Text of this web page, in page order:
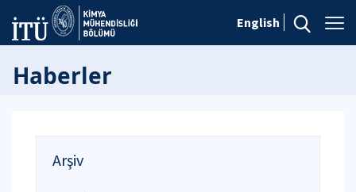
English
Haberler
Arşiv